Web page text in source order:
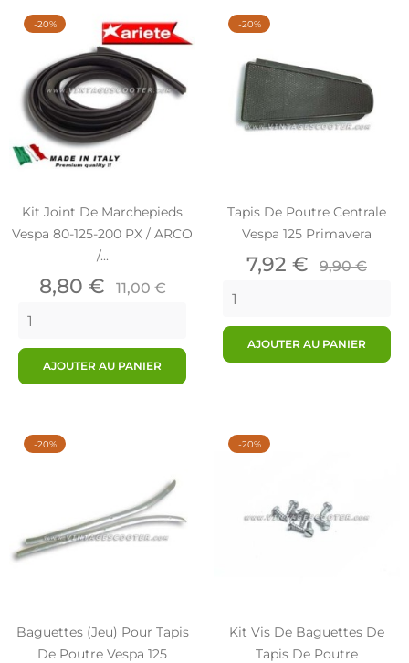
Kit Joint De Marchepieds
Vespa 80-125-200 PX / ARCO
/...
Prix
8,80 € Prix
11,00 €
AJOUTER AU PANIER
-20%
Tapis De Poutre Centrale
Vespa 125 Primavera
Prix
7,92 € Prix
9,90 €
AJOUTER AU PANIER
-20%
Baguettes (jeu) Pour Tapis
De Poutre Vespa 125
-20%
Kit Vis De Baguettes De
Tapis De Poutre
-20%